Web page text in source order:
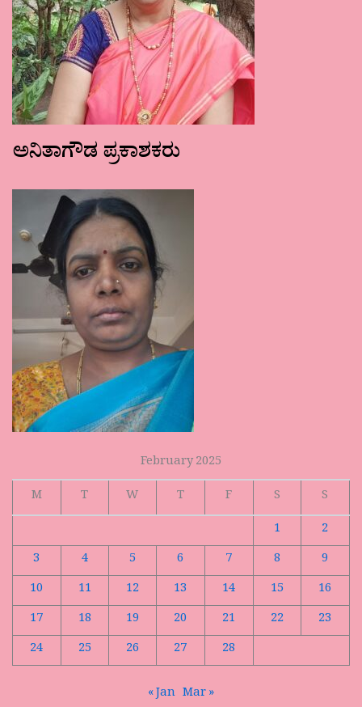
ಅನಿತಾಗೌಡ ಪ್ರಕಾಶಕರು
February 2025
M
T W T F S
S
1
2
3
4 5 6 7 8
9
10
11 12 13 14 15
16
17
18 19 20 21 22
23
24
25 26 27 28
« Jan Mar »